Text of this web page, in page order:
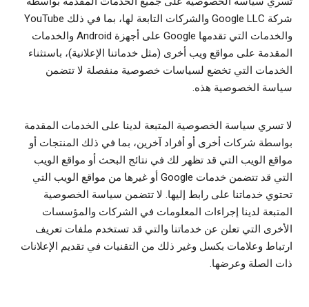
شركة Google LLC‎ والشركات التابعة لها، بما في ذلك YouTube
والخدمات التي تقدمها Google على أجهزة Android والخدمات
المقدمة على مواقع ويب أخرى (مثل خدماتنا الإعلانية)، باستثناء
الخدمات التي تخضع لسياسات خصوصية منفصلة لا تتضمن
سياسة الخصوصية هذه.
لا تسري سياسة الخصوصية المتبعة لدينا على الخدمات المقدمة
بواسطة شركات أخرى أو أفراد آخرين، بما في ذلك المنتجات أو
مواقع الويب التي قد تظهر لك في نتائج البحث أو مواقع الويب
التي قد تتضمن خدمات Google أو غيرها من مواقع الويب التي
تحتوي خدماتنا على رابط إليها. لا تتضمن سياسة الخصوصية
المتبعة لدينا إجراءات المعلومات في الشركات والمؤسسات
الأخرى التي تعلن عن خدماتنا والتي قد تستخدم ملفات تعريف
ارتباط وعلامات بكسل وغير ذلك من التقنيات في تقديم الإعلانات
ذات الصلة وعرضها.